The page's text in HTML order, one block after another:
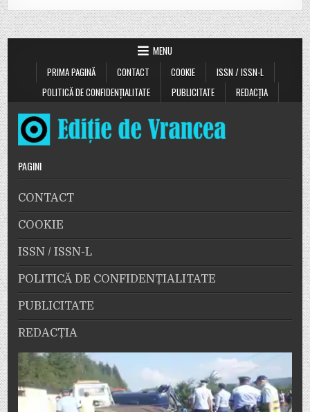
MENU
PRIMA PAGINĂ
CONTACT COOKIE
ISSN / ISSN-L
POLITICĂ DE CONFIDENȚIALITATE
PUBLICITATE REDACȚIA
PAGINI
CONTACT
COOKIE
ISSN / ISSN-L
POLITICĂ DE CONFIDENȚIALITATE
PUBLICITATE
REDACȚIA